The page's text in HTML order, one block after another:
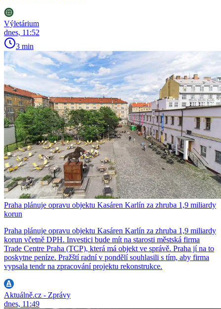
Výletárium
dnes, 11:52
3 min
Praha plánuje opravu objektu Kasáren Karlín za zhruba 1,9 miliardy
korun
Praha plánuje opravu objektu Kasáren Karlín za zhruba 1,9 miliardy
korun včetně DPH. Investici bude mít na starosti městská firma
Trade Centre Praha (TCP), která má objekt ve správě. Praha jí na to
poskytne peníze. Pražští radní v pondělí souhlasili s tím, aby firma
vypsala tendr na zpracování projektu rekonstrukce.
Aktuálně.cz - Zprávy
dnes, 11:49